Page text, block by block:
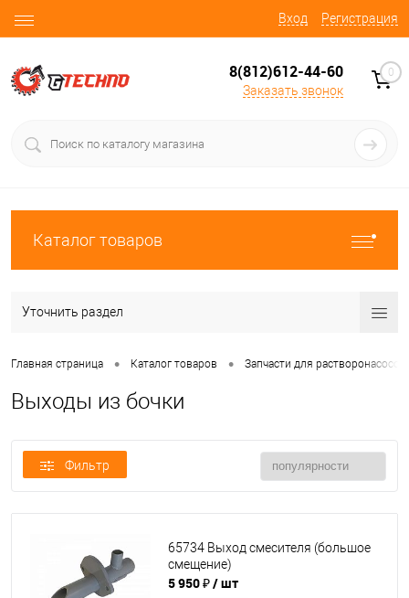
Вход Регистрация
8(812)612-44-60
Заказать звонок
0
Каталог товаров
Уточнить раздел
Главная страница • Каталог товаров • Запчасти для растворонасосов
Выходы из бочки
Фильтр
65734 Выход смесителя (большое
смещение)
5 950 ₽/ шт